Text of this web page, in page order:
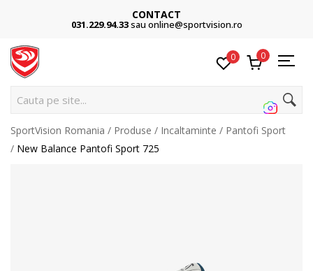
CONTACT
031.229.94.33sau online@sportvision.ro
0 0
Cauta pe site...
SportVision Romania Produse Incaltaminte
Pantofi Sport
New Balance Pantofi Sport 725